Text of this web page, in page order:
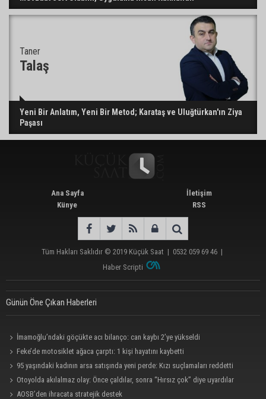
Taner
Talaş
Yeni Bir Anlatım, Yeni Bir Metod; Karataş ve Uluğtürkan'ın Ziya
Paşası
Ana Sayfa
Künye
İletişim
RSS
Tüm Hakları Saklıdır © 2019 Küçük Saat | 0532 059 69 46 |
Haber Scripti
Günün Öne Çıkan Haberleri
İmamoğlu’ndaki göçükte acı bilanço: can kaybı 2’ye yükseldi
Feke’de motosiklet ağaca çarptı: 1 kişi hayatını kaybetti
95 yaşındaki kadının arsa satışında yeni perde: Kızı suçlamaları reddetti
Otoyolda akılalmaz olay: Önce çaldılar, sonra “Hırsız çok” diye uyardılar
AOSB’den ihracata stratejik destek